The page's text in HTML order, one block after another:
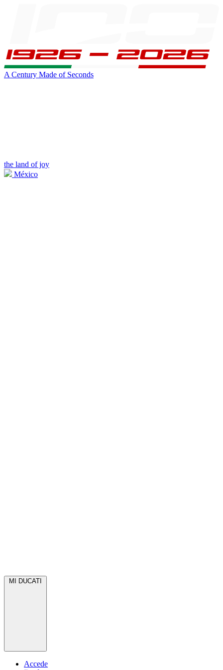
A Century Made of Seconds
the land of joy
México
MI DUCATI
Accede